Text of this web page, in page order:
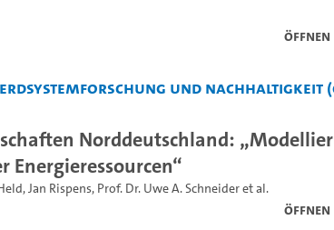
Öffnen
und Nachhaltigkeit
Norddeutschland:
Energieressourcen“
,Jan Rispens, Prof. Dr. Uwe A. Schneideret al.
Öffnen